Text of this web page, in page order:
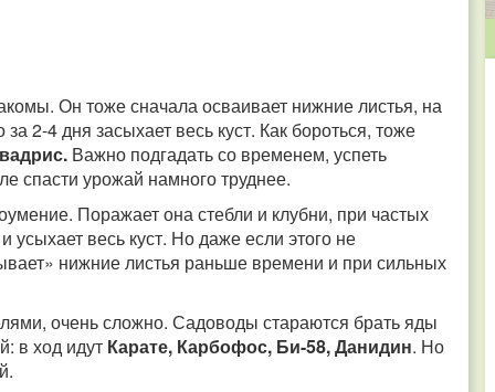
Он тоже сначала осваивает нижние листья, на
2-4 дня засыхает весь куст. Как бороться, тоже
Важно подгадать со временем, успеть
спасти урожай намного труднее.
Поражает она стебли и клубни, при частых
усыхает весь куст. Но даже если этого не
нижние листья раньше времени и при сильных
очень сложно. Садоводы стараются брать яды
в ход идут Карате, Карбофос, Би-58, Данидин. Но